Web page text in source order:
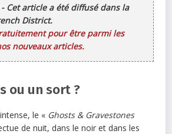
Cet article a été diffusé dans la
District.
pour être parmi les
nouveaux articles.
ou un sort ?
le « Ghosts & Gravestones
de nuit, dans le noir et dans les